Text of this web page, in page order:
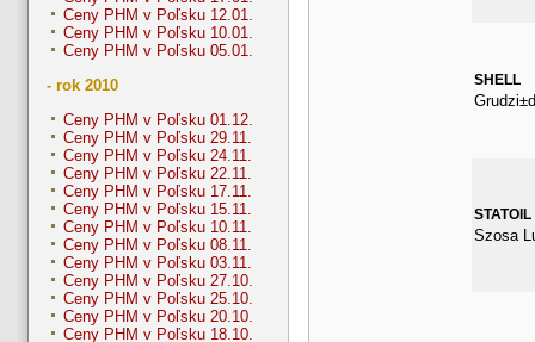
Ceny PHM v Poľsku 12.01.
Ceny PHM v Poľsku 10.01.
Ceny PHM v Poľsku 05.01.
- rok 2010
Ceny PHM v Poľsku 01.12.
Ceny PHM v Poľsku 29.11.
Ceny PHM v Poľsku 24.11.
Ceny PHM v Poľsku 22.11.
Ceny PHM v Poľsku 17.11.
Ceny PHM v Poľsku 15.11.
Ceny PHM v Poľsku 10.11.
Ceny PHM v Poľsku 08.11.
Ceny PHM v Poľsku 03.11.
Ceny PHM v Poľsku 27.10.
Ceny PHM v Poľsku 25.10.
Ceny PHM v Poľsku 20.10.
Ceny PHM v Poľsku 18.10.
SHELL
STATOIL
Szosa